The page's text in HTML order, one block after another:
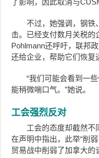
不过，她强调，钢铁
击。已经支付数月关税的
Pohlmann还呼吁，联邦
还给企业，帮助它们恢复
“我们可能会看到一
能稍微喘口气。”她说。
工会强烈反对
工会的态度却截然不
在声明中指出，此举“削
贸易战中削弱了加拿大的